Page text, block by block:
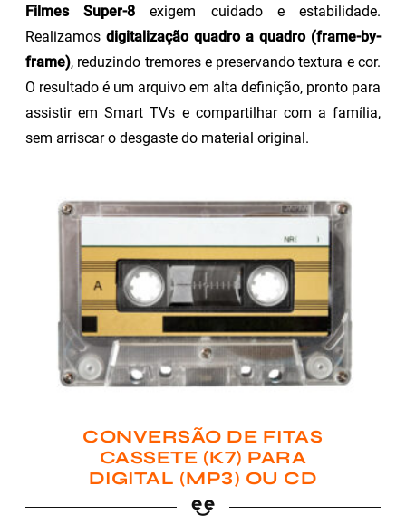
Filmes Super-8 exigem cuidado e estabilidade.
Realizamos digitalização quadro a quadro (frame-by-
frame), reduzindo tremores e preservando textura e cor.
O resultado é um arquivo em alta definição, pronto para
assistir em Smart TVs e compartilhar com a família,
sem arriscar o desgaste do material original.
CONVERSÃO DE FITAS
CASSETE (K7) PARA
DIGITAL (MP3) OU CD